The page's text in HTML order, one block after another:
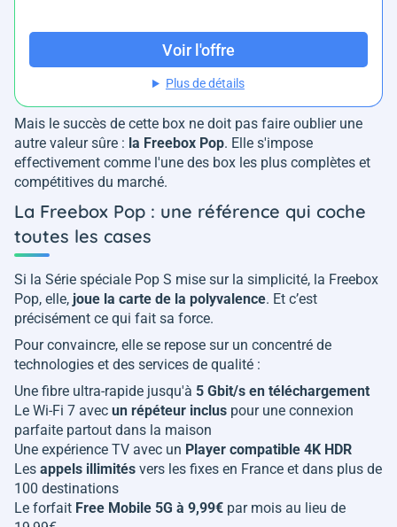
Voir l'offre
Plus de détails
Mais le succès de cette box ne doit pas faire oublier une
autre valeur sûre : la Freebox Pop. Elle s'impose
effectivement comme l'une des box les plus complètes et
compétitives du marché.
La Freebox Pop : une référence qui coche
toutes les cases
Si la Série spéciale Pop S mise sur la simplicité, la Freebox
Pop, elle, joue la carte de la polyvalence. Et c’est
précisément ce qui fait sa force.
Pour convaincre, elle se repose sur un concentré de
technologies et des services de qualité :
Une fibre ultra-rapide jusqu'à 5 Gbit/s en téléchargement
Le Wi-Fi 7 avec un répéteur inclus pour une connexion
parfaite partout dans la maison
Une expérience TV avec un Player compatible 4K HDR
Les appels illimités vers les fixes en France et dans plus de
100 destinations
Le forfait Free Mobile 5G à 9,99€ par mois au lieu de